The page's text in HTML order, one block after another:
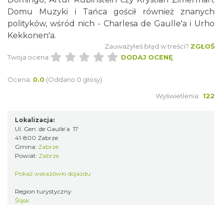
Domu Muzyki i Tańca gościł również znanych
polityków, wśród nich - Charlesa de Gaulle'a i Urho
Kekkonen'a.
Zauważyłeś błąd w treści? ZGŁOŚ
Twoja ocena:
DODAJ OCENĘ
Ocena: 0.0 (Oddano 0 głosy)
Wyświetlenia: 122
Lokalizacja:
Ul. Gen. de Gaulle’a 17
41-800 Zabrze
Gmina: Zabrze
Powiat: Zabrze
Pokaż wskazówki dojazdu
Region turystyczny:
Śląsk